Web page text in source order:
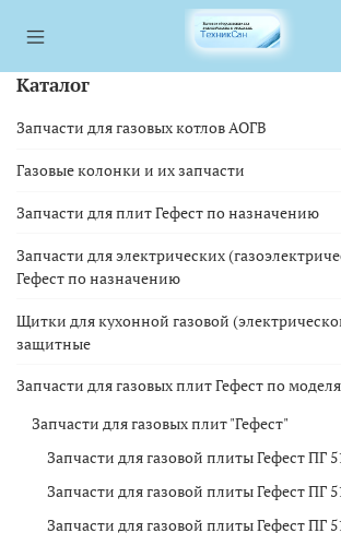
Каталог
Запчасти для газовых котлов АОГВ
Газовые колонки и их запчасти
Запчасти для плит Гефест по назначению
Запчасти для электрических
Гефест по назначению
Щитки для кухонной газовой
защитные
Запчасти для газовых плит Гефест по
Запчасти для газовых плит "Гефест"
Запчасти для газовой плиты Гефест ПГ
Запчасти для газовой плиты Гефест ПГ
Запчасти для газовой плиты Гефест ПГ
<a href="https://webmaster.yandex.ru/siteinfo/
<a href="https://webmaster.yandex.ru/siteinfo/